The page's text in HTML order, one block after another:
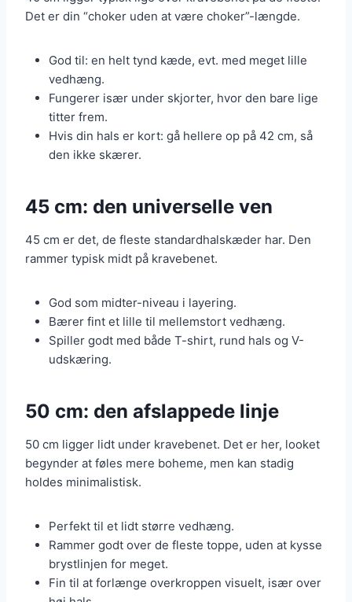
Det er din “choker uden at være choker”-længde.
God til: en helt tynd kæde, evt. med meget lille
vedhæng.
Fungerer især under skjorter, hvor den bare lige
titter frem.
Hvis din hals er kort: gå hellere op på 42 cm, så
den ikke skærer.
45 cm: den universelle ven
45 cm er det, de fleste standardhalskæder har. Den
rammer typisk midt på kravebenet.
God som midter-niveau i layering.
Bærer fint et lille til mellemstort vedhæng.
Spiller godt med både T-shirt, rund hals og V-
udskæring.
50 cm: den afslappede linje
50 cm ligger lidt under kravebenet. Det er her, looket
begynder at føles mere boheme, men kan stadig
holdes minimalistisk.
Perfekt til et lidt større vedhæng.
Rammer godt over de fleste toppe, uden at kysse
brystlinjen for meget.
Fin til at forlænge overkroppen visuelt, især over